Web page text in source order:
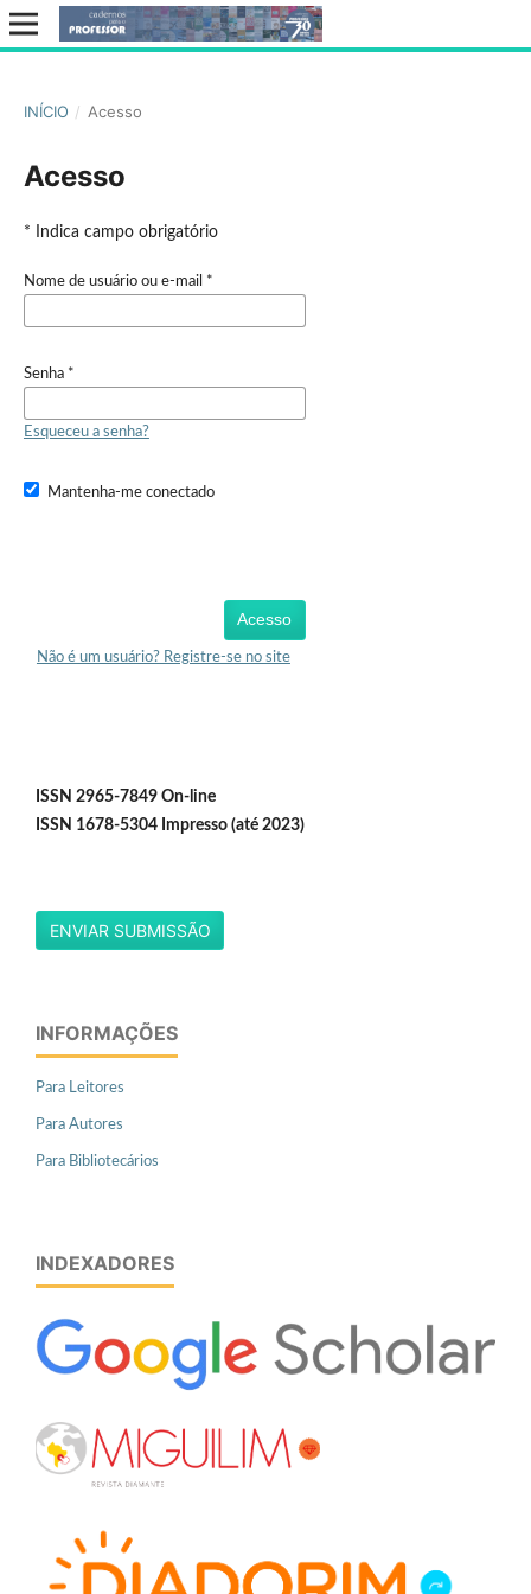
INÍCIO / Acesso
Acesso
* Indica campo obrigatório
Nome de usuário ou e-mail *
Senha *
Esqueceu a senha?
Mantenha-me conectado
Acesso
Não é um usuário? Registre-se no site
ISSN 2965-7849 On-line
ISSN 1678-5304 Impresso (até 2023)
ENVIAR SUBMISSÃO
INFORMAÇÕES
Para Leitores
Para Autores
Para Bibliotecários
INDEXADORES